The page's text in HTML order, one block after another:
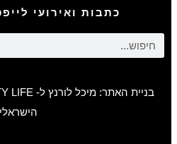
כתבות ואירועי
הישראלי